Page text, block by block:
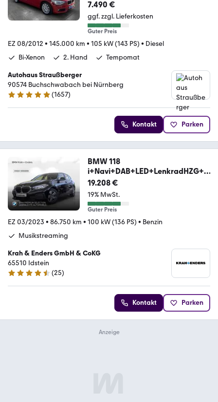
7.490 €
ggf. zzgl. Lieferkosten
Guter Preis
EZ 08/2012 • 145.000 km • 105 kW (143 PS) • Diesel
Bi-Xenon
2. Hand Tempomat
Autohaus Straußberger
90574 Buchschwabach bei Nürnberg
4.9 Sterne
(1657)
Kontakt Parken
BMW 118
i+Navi+DAB+LED+LenkradHZG+S
HZ+WLAN+PDCv+h
19.208 €
19% MwSt.
Guter Preis
EZ 03/2023 • 86.750 km • 100 kW (136 PS) • Benzin
Musikstreaming
Krah & Enders GmbH & CoKG
65510 Idstein
4.4 Sterne
(25)
Kontakt Parken